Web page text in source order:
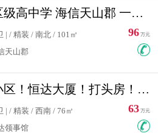
开发区级高中学 海信天山郡 一手合同没有税！ 送车位
| / 精装 / 南北 / 101㎡
天山郡
96 万元
华电小区！恒达大厦！打头房！精装修！可低首付！随时看房！
| / 精装 / 西南 / 76㎡
领事馆
63 万元